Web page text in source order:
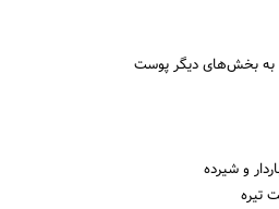
بخش‌های دیگر پوست
و شیرده
تیره